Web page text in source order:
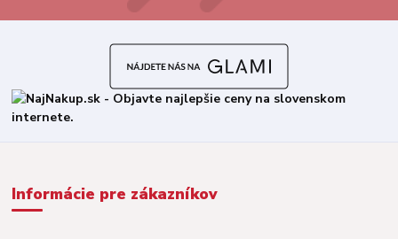
Informácie pre zákazníkov